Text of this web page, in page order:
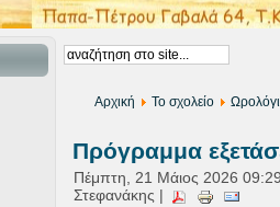
Αρχική Το σχολείο
Πρόγραμμα
Πέμπτη, 21 Μάιος 2026
Στεφανάκης |